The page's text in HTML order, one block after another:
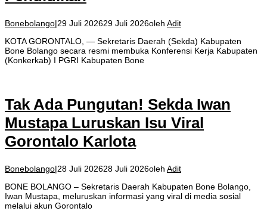
Bonebolango|29 Juli 202629 Juli 2026oleh Adit
KOTA GORONTALO, — Sekretaris Daerah (Sekda) Kabupaten
Bone Bolango secara resmi membuka Konferensi Kerja Kabupaten
(Konkerkab) I PGRI Kabupaten Bone
Tak Ada Pungutan! Sekda Iwan
Mustapa Luruskan Isu Viral
Gorontalo Karlota
Bonebolango|28 Juli 202628 Juli 2026oleh Adit
BONE BOLANGO – Sekretaris Daerah Kabupaten Bone Bolango,
Iwan Mustapa, meluruskan informasi yang viral di media sosial
melalui akun Gorontalo